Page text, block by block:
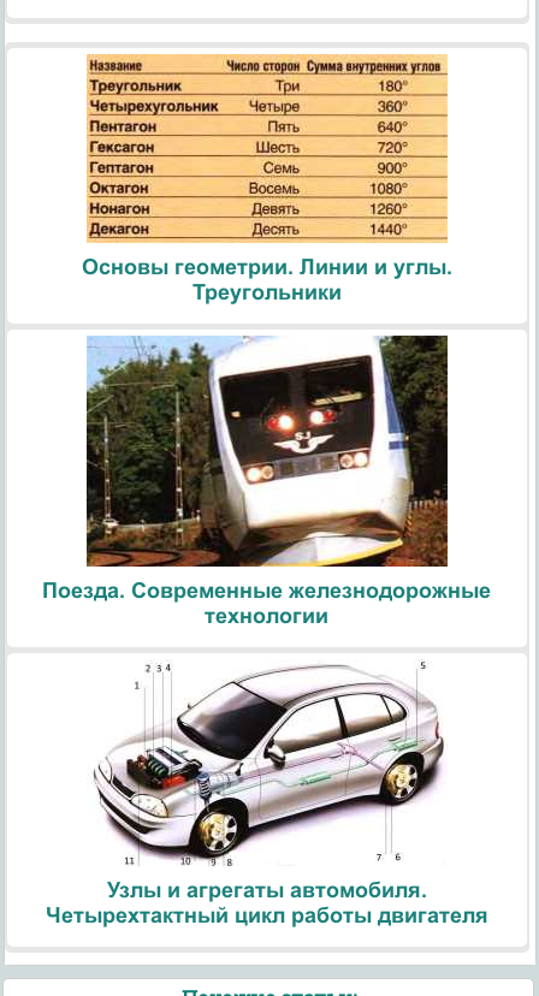
Основы геометрии. Линии и углы.
Треугольники
Поезда. Современные железнодорожные
технологии
Узлы и агрегаты автомобиля.
Четырехтактный цикл работы двигателя